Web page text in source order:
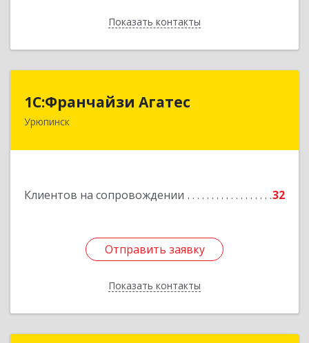
Показать контакты
Назад
1С:Франчайзи Агатес
Урюпинск
Клиентов на сопровождении 32
Отправить заявку
Показать контакты
403113, Волгоградская обл, Урюпинск г, Ленина
Отправить заявку
Назад